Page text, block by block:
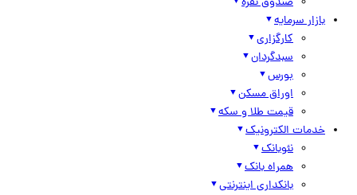
بازار سرمایه
کارگزاری
سبدگردان
بورس
اوراق مسکن
قیمت طلا و سکه
خدمات الکترونیک
نئوبانک
همراه بانک
بانکداری اینترنتی